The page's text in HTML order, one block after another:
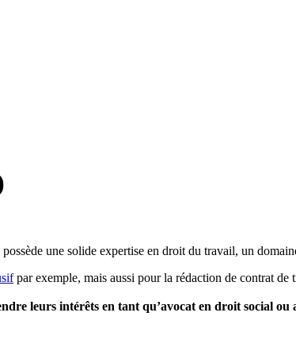
une solide expertise en droit du travail, un
par exemple, mais aussi pour la rédaction de contrat
leurs intérêts en tant qu’avocat en droit social